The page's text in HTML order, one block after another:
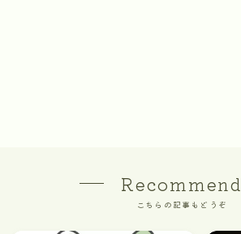
Recommend
こちらの記事もどうぞ